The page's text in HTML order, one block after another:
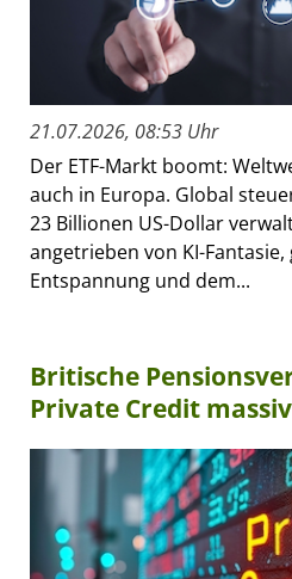
21.07.2026, 08:53 Uhr
Der ETF-Markt boomt:
auch in Europa. Global
23 Billionen US-Dollar
angetrieben von KI-
Entspannung und dem...
Britische
Private Credit